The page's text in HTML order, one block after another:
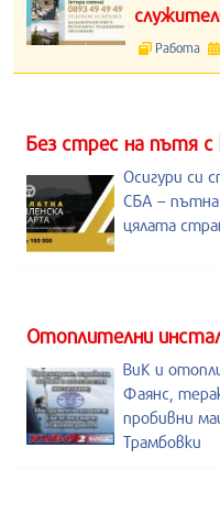
Работа
Без стрес на пътя
Осигури си
СБА –
цялата
Отоплителни
ВиК и
Фаянс,
пробивни
Трамбовки